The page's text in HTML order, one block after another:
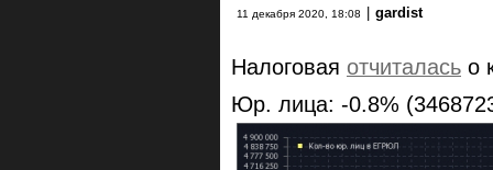
11 декабря 2020, 18:08 | gardist
Налоговая отчиталась о
Юр. лица: -0.8%